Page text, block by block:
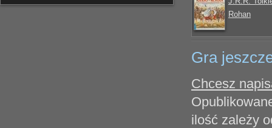
Rohan
Gra
Chcesz
ilość zależy